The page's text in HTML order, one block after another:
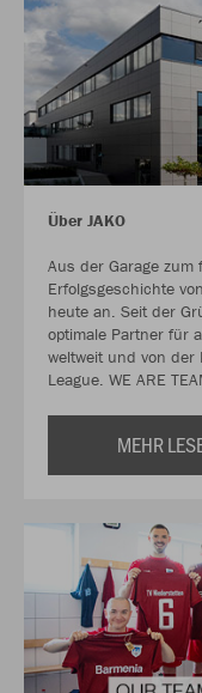
Über JAKO
Aus der Garage
Erfolgsgeschichte
heute an. Seit der
optimale Partner für
weltweit und von der
League. WE ARE
MEHR